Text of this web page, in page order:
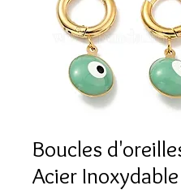
Boucles
Acier Inoxydable